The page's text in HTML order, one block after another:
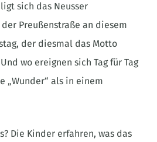
sich das Neusser
Preußenstraße an diesem
der diesmal das Motto
wo ereignen sich Tag für Tag
„Wunder“ als in einem
Die Kinder erfahren, was das